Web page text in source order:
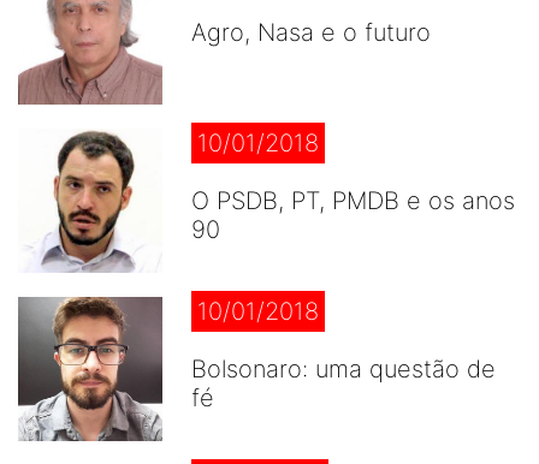
Agro, Nasa e o futuro
10/01/2018
O PSDB, PT, PMDB e os anos
90
10/01/2018
Bolsonaro: uma questão de
fé